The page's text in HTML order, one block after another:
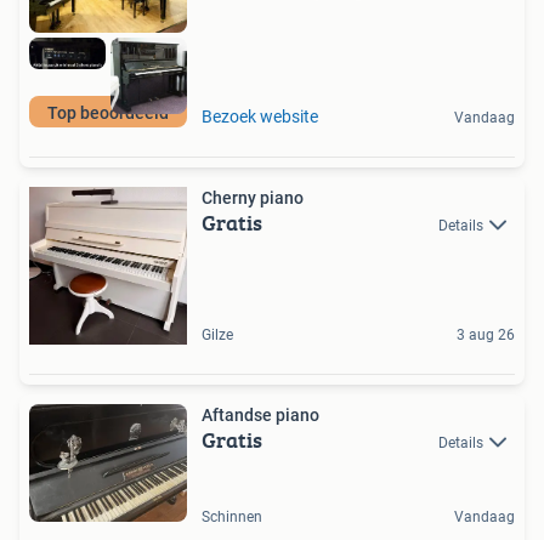
Top beoordeeld Bezoek website Vandaag
Cherny piano
Gratis Details
Gilze 3 aug 26
Aftandse piano
Gratis Details
Schinnen Vandaag